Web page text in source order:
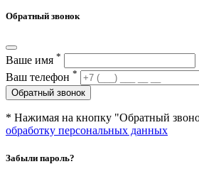
Обратный звонок
Ваше имя *
Ваш телефон *
Обратный звонок
* Нажимая на кнопку "Обратный
обработку персональных данных
Забыли пароль?